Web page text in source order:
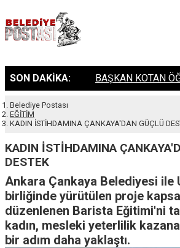
SON DAKİKA: BASKİ HAYRAT ÇEŞMELERİNE HAYAT VERİYOR
Belediye Postası
EĞİTİM
KADIN İSTİHDAMINA ÇANKAYA'DAN GÜÇLÜ
KADIN İSTİHDAMINA
DESTEK
Ankara Çankaya Belediyesi ile
birliğinde yürütülen proje
düzenlenen Barista Eğitimi'ni
kadın, mesleki yeterlilik
bir adım daha yaklaştı.